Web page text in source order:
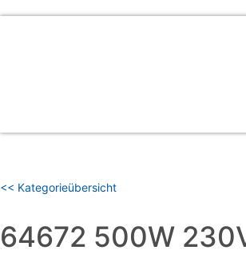
<< Kategorieübersicht
64672 500W